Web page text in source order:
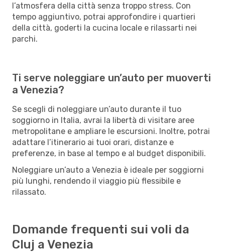
l’atmosfera della città senza troppo stress. Con
tempo aggiuntivo, potrai approfondire i quartieri
della città, goderti la cucina locale e rilassarti nei
parchi.
Ti serve noleggiare un’auto per muoverti
a Venezia?
Se scegli di noleggiare un’auto durante il tuo
soggiorno in Italia, avrai la libertà di visitare aree
metropolitane e ampliare le escursioni. Inoltre, potrai
adattare l’itinerario ai tuoi orari, distanze e
preferenze, in base al tempo e al budget disponibili.
Noleggiare un’auto a Venezia è ideale per soggiorni
più lunghi, rendendo il viaggio più flessibile e
rilassato.
Domande frequenti sui voli da
Cluj a Venezia